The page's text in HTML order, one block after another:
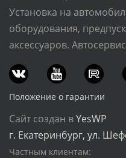
Установка на
оборудования,
аксессуаров.
Положение о гарантии
Сайт создан вYesWP
г. Екатеринбург, ул.
Частным клиентам: